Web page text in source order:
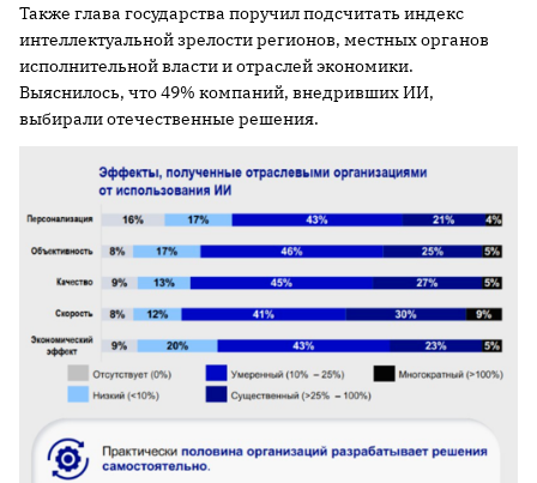
Также глава государства поручил подсчитать индекс
интеллектуальной зрелости регионов, местных органов
исполнительной власти и отраслей экономики.
Выяснилось, что 49% компаний, внедривших ИИ,
выбирали отечественные решения.